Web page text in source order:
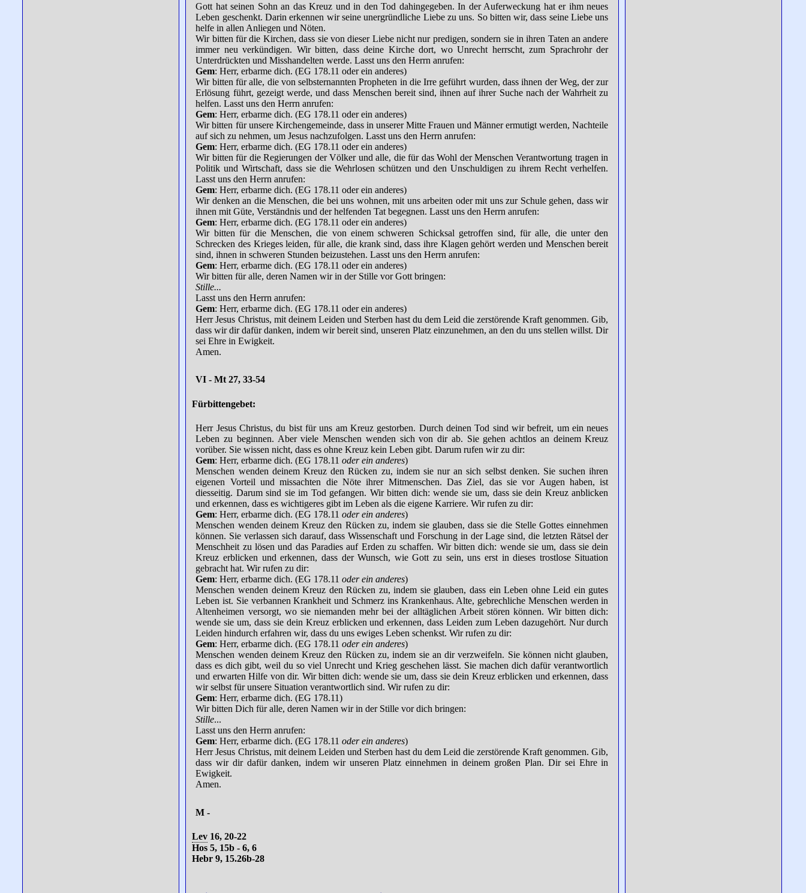
Gott hat seinen Sohn an das Kreuz und in den Tod dahingegeben. In der Auferweckung hat er ihm neues
Leben geschenkt. Darin erkennen wir seine unergründliche Liebe zu uns. So bitten wir, dass seine Liebe uns
helfe in allen Anliegen und Nöten.
Wir bitten für die Kirchen, dass sie von dieser Liebe nicht nur predigen, sondern sie in ihren Taten an andere
immer neu verkündigen. Wir bitten, dass deine Kirche dort, wo Unrecht herrscht, zum Sprachrohr der
Unterdrückten und Misshandelten werde. Lasst uns den Herrn anrufen:
Gem: Herr, erbarme dich. (EG 178.11 oder ein anderes)
Wir bitten für alle, die von selbsternannten Propheten in die Irre geführt wurden, dass ihnen der Weg, der zur
Erlösung führt, gezeigt werde, und dass Menschen bereit sind, ihnen auf ihrer Suche nach der Wahrheit zu
helfen. Lasst uns den Herrn anrufen:
Gem: Herr, erbarme dich. (EG 178.11 oder ein anderes)
Wir bitten für unsere Kirchengemeinde, dass in unserer Mitte Frauen und Männer ermutigt werden, Nachteile
auf sich zu nehmen, um Jesus nachzufolgen. Lasst uns den Herrn anrufen:
Gem: Herr, erbarme dich. (EG 178.11 oder ein anderes)
Wir bitten für die Regierungen der Völker und alle, die für das Wohl der Menschen Verantwortung tragen in
Politik und Wirtschaft, dass sie die Wehrlosen schützen und den Unschuldigen zu ihrem Recht verhelfen.
Lasst uns den Herrn anrufen:
Gem: Herr, erbarme dich. (EG 178.11 oder ein anderes)
Wir denken an die Menschen, die bei uns wohnen, mit uns arbeiten oder mit uns zur Schule gehen, dass wir
ihnen mit Güte, Verständnis und der helfenden Tat begegnen. Lasst uns den Herrn anrufen:
Gem: Herr, erbarme dich. (EG 178.11 oder ein anderes)
Wir bitten für die Menschen, die von einem schweren Schicksal getroffen sind, für alle, die unter den
Schrecken des Krieges leiden, für alle, die krank sind, dass ihre Klagen gehört werden und Menschen bereit
sind, ihnen in schweren Stunden beizustehen. Lasst uns den Herrn anrufen:
Gem: Herr, erbarme dich. (EG 178.11 oder ein anderes)
Wir bitten für alle, deren Namen wir in der Stille vor Gott bringen:
Stille...
Lasst uns den Herrn anrufen:
Gem: Herr, erbarme dich. (EG 178.11 oder ein anderes)
Herr Jesus Christus, mit deinem Leiden und Sterben hast du dem Leid die zerstörende Kraft genommen. Gib,
dass wir dir dafür danken, indem wir bereit sind, unseren Platz einzunehmen, an den du uns stellen willst. Dir
sei Ehre in Ewigkeit.
Amen.
VI - Mt 27, 33-54
Fürbittengebet:
Herr Jesus Christus, du bist für uns am Kreuz gestorben. Durch deinen Tod sind wir befreit, um ein neues
Leben zu beginnen. Aber viele Menschen wenden sich von dir ab. Sie gehen achtlos an deinem Kreuz
vorüber. Sie wissen nicht, dass es ohne Kreuz kein Leben gibt. Darum rufen wir zu dir:
Gem: Herr, erbarme dich. (EG 178.11oder ein anderes)
Menschen wenden deinem Kreuz den Rücken zu, indem sie nur an sich selbst denken. Sie suchen ihren
eigenen Vorteil und missachten die Nöte ihrer Mitmenschen. Das Ziel, das sie vor Augen haben, ist
diesseitig. Darum sind sie im Tod gefangen. Wir bitten dich: wende sie um, dass sie dein Kreuz anblicken
und erkennen, dass es wichtigeres gibt im Leben als die eigene Karriere. Wir rufen zu dir:
Gem: Herr, erbarme dich. (EG 178.11oder ein anderes)
Menschen wenden deinem Kreuz den Rücken zu, indem sie glauben, dass sie die Stelle Gottes einnehmen
können. Sie verlassen sich darauf, dass Wissenschaft und Forschung in der Lage sind, die letzten Rätsel der
Menschheit zu lösen und das Paradies auf Erden zu schaffen. Wir bitten dich: wende sie um, dass sie dein
Kreuz erblicken und erkennen, dass der Wunsch, wie Gott zu sein, uns erst in dieses trostlose Situation
gebracht hat. Wir rufen zu dir:
Gem: Herr, erbarme dich. (EG 178.11oder ein anderes)
Menschen wenden deinem Kreuz den Rücken zu, indem sie glauben, dass ein Leben ohne Leid ein gutes
Leben ist. Sie verbannen Krankheit und Schmerz ins Krankenhaus. Alte, gebrechliche Menschen werden in
Altenheimen versorgt, wo sie niemanden mehr bei der alltäglichen Arbeit stören können. Wir bitten dich:
wende sie um, dass sie dein Kreuz erblicken und erkennen, dass Leiden zum Leben dazugehört. Nur durch
Leiden hindurch erfahren wir, dass du uns ewiges Leben schenkst. Wir rufen zu dir:
Gem: Herr, erbarme dich. (EG 178.11oder ein anderes)
Menschen wenden deinem Kreuz den Rücken zu, indem sie an dir verzweifeln. Sie können nicht glauben,
dass es dich gibt, weil du so viel Unrecht und Krieg geschehen lässt. Sie machen dich dafür verantwortlich
und erwarten Hilfe von dir. Wir bitten dich: wende sie um, dass sie dein Kreuz erblicken und erkennen, dass
wir selbst für unsere Situation verantwortlich sind. Wir rufen zu dir:
Gem: Herr, erbarme dich. (EG 178.11)
Wir bitten Dich für alle, deren Namen wir in der Stille vor dich bringen:
Stille...
Lasst uns den Herrn anrufen:
Gem: Herr, erbarme dich. (EG 178.11oder ein anderes)
Herr Jesus Christus, mit deinem Leiden und Sterben hast du dem Leid die zerstörende Kraft genommen. Gib,
dass wir dir dafür danken, indem wir unseren Platz einnehmen in deinem großen Plan. Dir sei Ehre in
Ewigkeit.
Amen.
M -
Lev 16, 20-22
Hos 5, 15b - 6, 6
Hebr 9, 15.26b-28